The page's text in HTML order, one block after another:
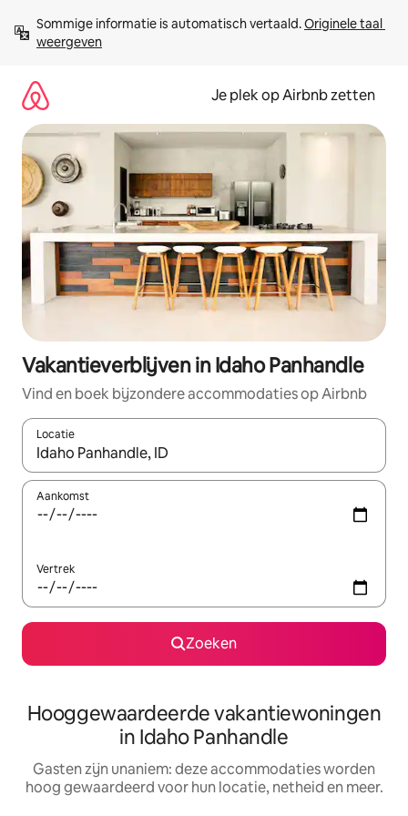
direct
naar
Sommige informatie is automatisch vertaald. Originele taal
weergeven
Je plek op Airbnb zetten
Vakantieverblijven in Idaho Panhandle
Vind en boek bijzondere accommodaties op Airbnb
Locatie
Wanneer er resultaten beschikbaar zijn, maak je een keuze
Aankomst
Vertrek
Zoeken
Hooggewaardeerde vakantiewoningen
in Idaho Panhandle
Gasten zijn unaniem: deze accommodaties worden
hoog gewaardeerd voor hun locatie, netheid en meer.